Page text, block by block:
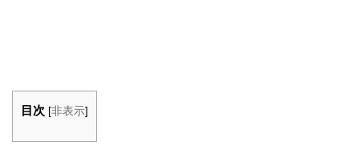
目次 [非表示]